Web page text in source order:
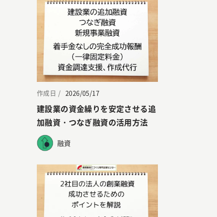
作成日 / 2026/05/17
建設業の資金繰りを安定させる追
加融資・つなぎ融資の活用方法
融資